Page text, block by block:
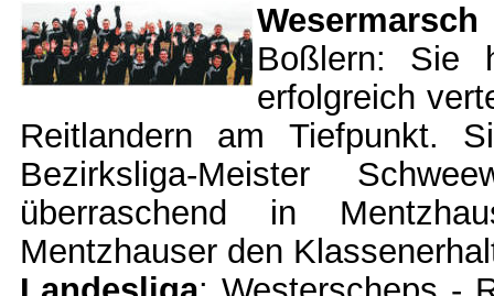
Wesermarsch
Boßlern: Sie
erfolgreich
Reitlandern am Tiefpunkt.
Bezirksliga-Meister
überraschend in
Mentzhauser den